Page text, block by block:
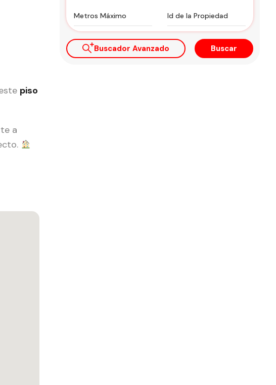
piso
a
Buscador Avanzado Buscar